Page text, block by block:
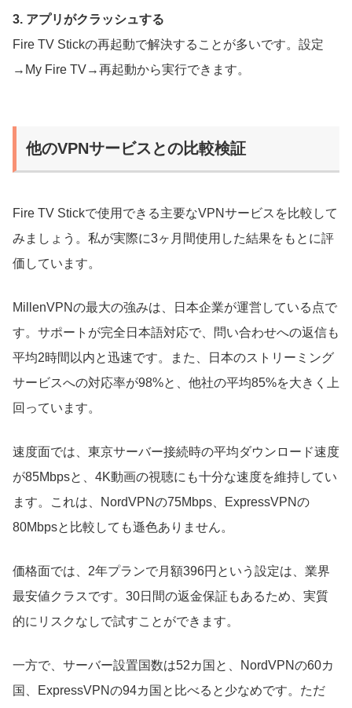
3. アプリがクラッシュする
Fire TV Stickの再起動で解決することが多いです。設定
→My Fire TV→再起動から実行できます。
他のVPNサービスとの比較検証
Fire TV Stickで使用できる主要なVPNサービスを比較して
みましょう。私が実際に3ヶ月間使用した結果をもとに評
価しています。
MillenVPNの最大の強みは、日本企業が運営している点で
す。サポートが完全日本語対応で、問い合わせへの返信も
平均2時間以内と迅速です。また、日本のストリーミング
サービスへの対応率が98%と、他社の平均85%を大きく上
回っています。
速度面では、東京サーバー接続時の平均ダウンロード速度
が85Mbpsと、4K動画の視聴にも十分な速度を維持してい
ます。これは、NordVPNの75Mbps、ExpressVPNの
80Mbpsと比較しても遜色ありません。
価格面では、2年プランで月額396円という設定は、業界
最安値クラスです。30日間の返金保証もあるため、実質
的にリスクなしで試すことができます。
一方で、サーバー設置国数は52カ国と、NordVPNの60カ
国、ExpressVPNの94カ国と比べると少なめです。ただ